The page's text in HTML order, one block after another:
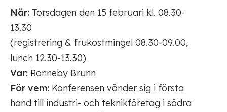
När: Torsdagen den 15 februari kl. 08.30-
13.30
(registrering & frukostmingel 08.30-09.00,
lunch 12.30-13.30)
Var: Ronneby Brunn
För vem: Konferensen vänder sig i första
hand till industri- och teknikföretag i södra